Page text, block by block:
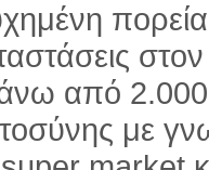
από 2.000
με